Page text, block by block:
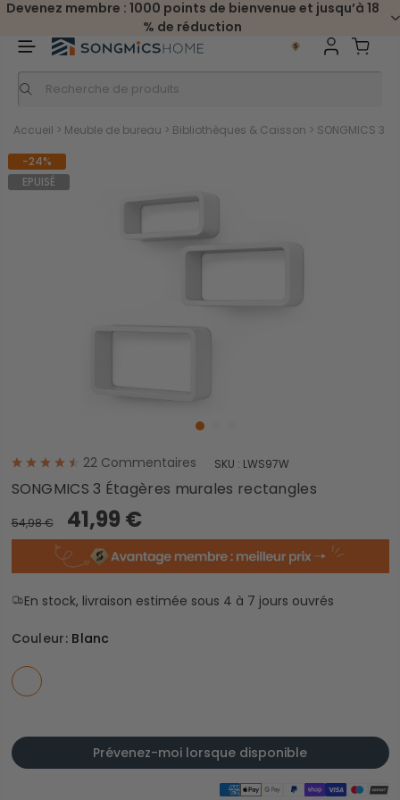
Devenez membre : 1000 points de bienvenue et jusqu’à 18
% de réduction
Accueil > Meuble de bureau > Bibliothèques & Caisson > SONGMICS 3
-24%
EPUISÉ
22 Commentaires SKU : LWS97W
SONGMICS 3 Étagères murales rectangles
54,98 € 41,99 €
En stock, livraison estimée sous 4 à 7 jours ouvrés
Couleur: Blanc
Prévenez-moi lorsque disponible